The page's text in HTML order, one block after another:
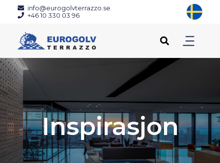
info@eurogolvterrazzo.se
+46 10 330 03 96
Inspirasjon